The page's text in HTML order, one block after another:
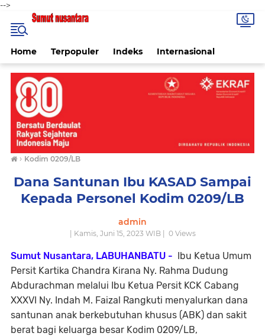
-->
Home Terpopuler Indeks Internasional
› Kodim 0209/LB
Dana Santunan Ibu KASAD Sampai
Kepada Personel Kodim 0209/LB
admin
| Kamis, Juni 15, 2023 WIB | 0Views
Sumut Nusantara, LABUHANBATU - Ibu Ketua Umum
Persit Kartika Chandra Kirana Ny. Rahma Dudung
Abdurachman melalui Ibu Ketua Persit KCK Cabang
XXXVI Ny. Indah M. Faizal Rangkuti menyalurkan dana
santunan anak berkebutuhan khusus (ABK) dan sakit
berat bagi keluarga besar Kodim 0209/LB,